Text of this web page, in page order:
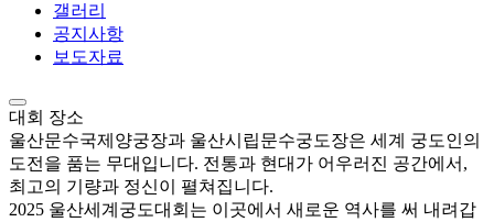
갤러리
공지사항
보도자료
대회 장소
울산문수국제양궁장과 울산시립문수궁도장은 세계 궁도인의
도전을 품는 무대입니다. 전통과 현대가 어우러진 공간에서,
최고의 기량과 정신이 펼쳐집니다.
2025 울산세계궁도대회는 이곳에서 새로운 역사를 써 내려갑